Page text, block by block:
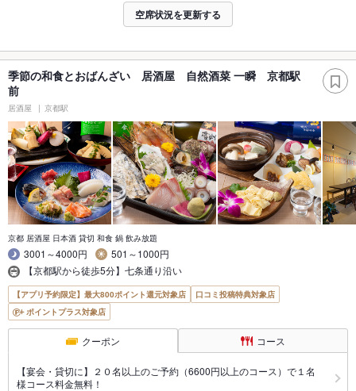
空席状況を更新する
季節の和食とおばんざい 居酒屋 自然酒菜 一瞬 京都駅
前
居酒屋 京都駅
京都 居酒屋 日本酒 貸切 和食 鍋 飲み放題
3001～4000円
501～1000円
【京都駅から徒歩5分】七条通り沿い
【アプリ予約限定】最大800ポイント還元対象店
口コミ投稿特典対象店
ポイントプラス対象店
クーポン コース
【宴会・貸切に】２０名以上のご予約（6600円以上のコース）で１名
様コース料金無料！